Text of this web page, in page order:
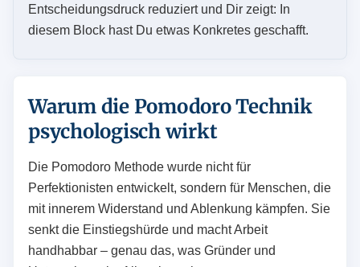
Entscheidungsdruck reduziert und Dir zeigt: In
diesem Block hast Du etwas Konkretes geschafft.
Warum die Pomodoro Technik
psychologisch wirkt
Die Pomodoro Methode wurde nicht für
Perfektionisten entwickelt, sondern für Menschen, die
mit innerem Widerstand und Ablenkung kämpfen. Sie
senkt die Einstiegshürde und macht Arbeit
handhabbar – genau das, was Gründer und